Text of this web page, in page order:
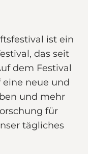
ist ein
das seit
dem Festival
eine neue und
und mehr
für
tägliches